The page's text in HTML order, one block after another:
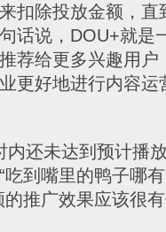
扣除投放金额，直
话说，DOU+就是
荐给更多兴趣用户
更好地进行内容运
还未达到预计播
到嘴里的鸭子哪
推广效果应该很